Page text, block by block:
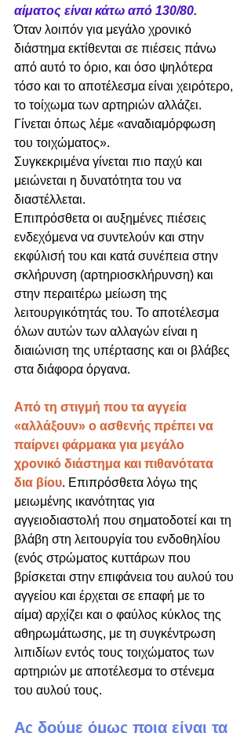
αίματος είναι κάτω από 130/80.
Όταν λοιπόν για μεγάλο χρονικό
διάστημα εκτίθενται σε πιέσεις πάνω
από αυτό το όριο, και όσο ψηλότερα
τόσο και το αποτέλεσμα είναι χειρότερο,
το τοίχωμα των αρτηριών αλλάζει.
Γίνεται όπως λέμε «αναδιαμόρφωση
του τοιχώματος».
Συγκεκριμένα γίνεται πιο παχύ και
μειώνεται η δυνατότητα του να
διαστέλλεται.
Επιπρόσθετα οι αυξημένες πιέσεις
ενδεχόμενα να συντελούν και στην
εκφύλισή του και κατά συνέπεια στην
σκλήρυνση (αρτηριοσκλήρυνση) και
στην περαιτέρω μείωση της
λειτουργικότητάς του. Το αποτέλεσμα
όλων αυτών των αλλαγών είναι η
διαιώνιση της υπέρτασης και οι βλάβες
στα διάφορα όργανα.
Από τη στιγμή που τα αγγεία
«αλλάξουν» ο ασθενής πρέπει να
παίρνει φάρμακα για μεγάλο
χρονικό διάστημα και πιθανότατα
δια βίου. Επιπρόσθετα λόγω της
μειωμένης ικανότητας για
αγγειοδιαστολή που σηματοδοτεί και τη
βλάβη στη λειτουργία του ενδοθηλίου
(ενός στρώματος κυττάρων που
βρίσκεται στην επιφάνεια του αυλού του
αγγείου και έρχεται σε επαφή με το
αίμα) αρχίζει και ο φαύλος κύκλος της
αθηρωμάτωσης, με τη συγκέντρωση
λιπιδίων εντός τους τοιχώματος των
αρτηριών με αποτέλεσμα το στένεμα
του αυλού τους.
Ας δούμε όμως ποια είναι τα